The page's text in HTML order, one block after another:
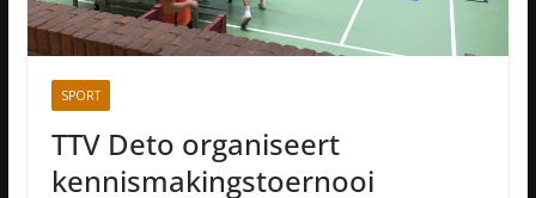
SPORT
TTV Deto organiseert
kennismakingstoernooi